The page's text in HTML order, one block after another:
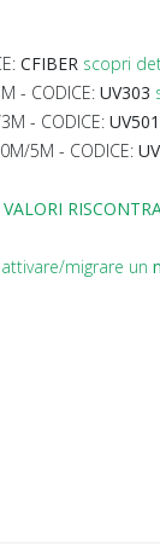
CFIBER scopri
- CODICE: UV303
- CODICE:
5M - CODICE:
attivare/migrare un